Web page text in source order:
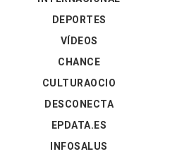
DEPORTES
VÍDEOS
CHANCE
CULTURAOCIO
DESCONECTA
EPDATA.ES
INFOSALUS